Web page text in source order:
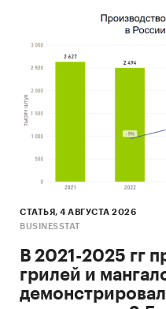
СТАТЬЯ, 4 АВГУСТА 2026
BUSINESSTAT
В 2021-2025 гг
грилей и